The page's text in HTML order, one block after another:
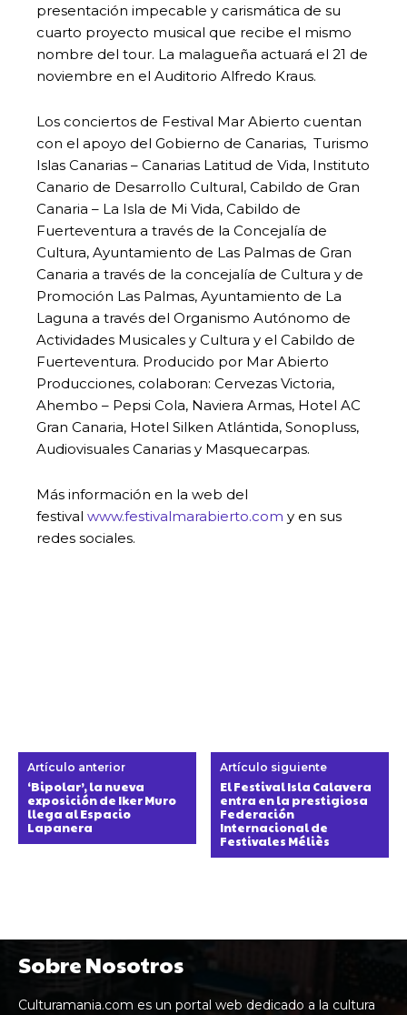
presentación impecable y carismática de su
cuarto proyecto musical que recibe el mismo
nombre del tour. La malagueña actuará el 21 de
noviembre en el Auditorio Alfredo Kraus.
Los conciertos de Festival Mar Abierto cuentan
con el apoyo del Gobierno de Canarias, Turismo
Islas Canarias – Canarias Latitud de Vida, Instituto
Canario de Desarrollo Cultural, Cabildo de Gran
Canaria – La Isla de Mi Vida, Cabildo de
Fuerteventura a través de la Concejalía de
Cultura, Ayuntamiento de Las Palmas de Gran
Canaria a través de la concejalía de Cultura y de
Promoción Las Palmas, Ayuntamiento de La
Laguna a través del Organismo Autónomo de
Actividades Musicales y Cultura y el Cabildo de
Fuerteventura. Producido por Mar Abierto
Producciones, colaboran: Cervezas Victoria,
Ahembo – Pepsi Cola, Naviera Armas, Hotel AC
Gran Canaria, Hotel Silken Atlántida, Sonopluss,
Audiovisuales Canarias y Masquecarpas.
Más información en la web del
festival www.festivalmarabierto.com y en sus
redes sociales.
Artículo anterior
‘Bipolar’, la nueva
exposición de Iker Muro
llega al Espacio
Lapanera
Artículo siguiente
El Festival Isla Calavera
entra en la prestigiosa
Federación
Internacional de
Festivales Méliès
Sobre Nosotros
Culturamania.com es un portal web dedicado a la cultura